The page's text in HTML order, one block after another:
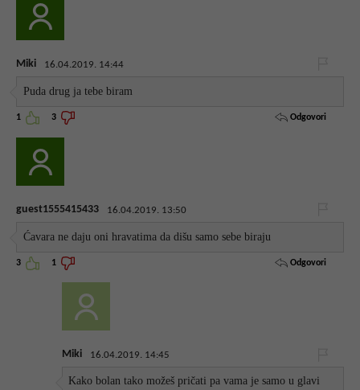
Miki 16.04.2019. 14:44
Puda drug ja tebe biram
1 3 Odgovori
guest1555415433 16.04.2019. 13:50
Ćavara ne daju oni hravatima da dišu samo sebe biraju
3 1 Odgovori
Miki 16.04.2019. 14:45
Kako bolan tako možeš pričati pa vama je samo u glavi